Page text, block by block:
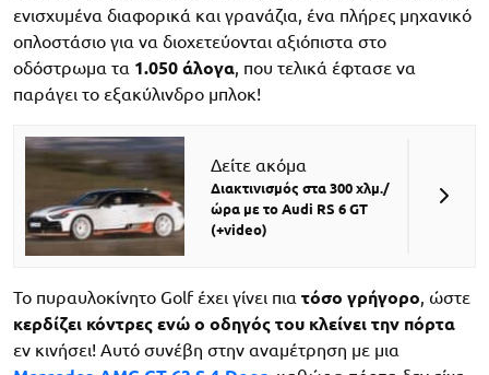
ενισχυμένα διαφορικά και γρανάζια, ένα πλήρες μηχανικό
οπλοστάσιο για να διοχετεύονται αξιόπιστα στο
οδόστρωμα τα 1.050 άλογα , που τελικά έφτασε να
παράγει το εξακύλινδρο μπλοκ!
Δείτε ακόμα
Διακτινισμός στα 300 χλμ./
ώρα με το Audi RS 6 GT
(+video)
Το πυραυλοκίνητο Golf έχει γίνει πια τόσο γρήγορο, ώστε
κερδίζει κόντρες ενώ ο οδηγός του κλείνει την πόρτα
εν κινήσει! Αυτό συνέβη στην αναμέτρηση με μια